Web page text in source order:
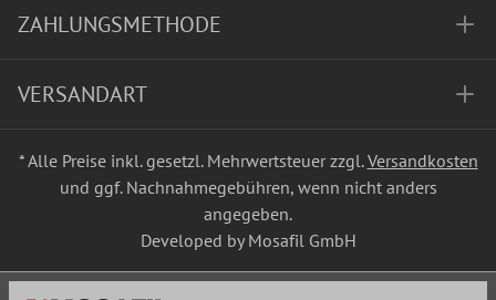
ZAHLUNGSMETHODE
VERSANDART
* Alle Preise inkl. gesetzl. Mehrwertsteuer zzgl.Versandkosten
und ggf. Nachnahmegebühren, wenn nicht anders
angegeben.
Developed by Mosafil GmbH